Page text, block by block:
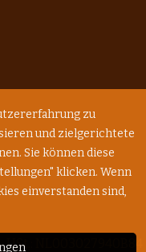
NL003027940B84
zu
und zielgerichtete
Sie können diese
klicken. Wenn
einverstanden sind,